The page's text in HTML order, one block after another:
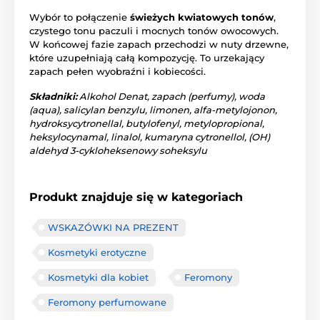
Wybór to połączenie świeżych kwiatowych tonów,
czystego tonu paczuli i mocnych tonów owocowych.
W końcowej fazie zapach przechodzi w nuty drzewne,
które uzupełniają całą kompozycję. To urzekający
zapach pełen wyobraźni i kobiecości.
Składniki:Alkohol Denat, zapach (perfumy), woda
(aqua), salicylan benzylu, limonen, alfa-metylojonon,
hydroksycytronellal, butylofenyl, metylopropional,
heksylocynamal, linalol, kumaryna cytronellol, (OH)
aldehyd 3-cykloheksenowy soheksylu
Produkt znajduje się w kategoriach
WSKAZÓWKI NA PREZENT
Kosmetyki erotyczne
Kosmetyki dla kobiet Feromony
Feromony perfumowane